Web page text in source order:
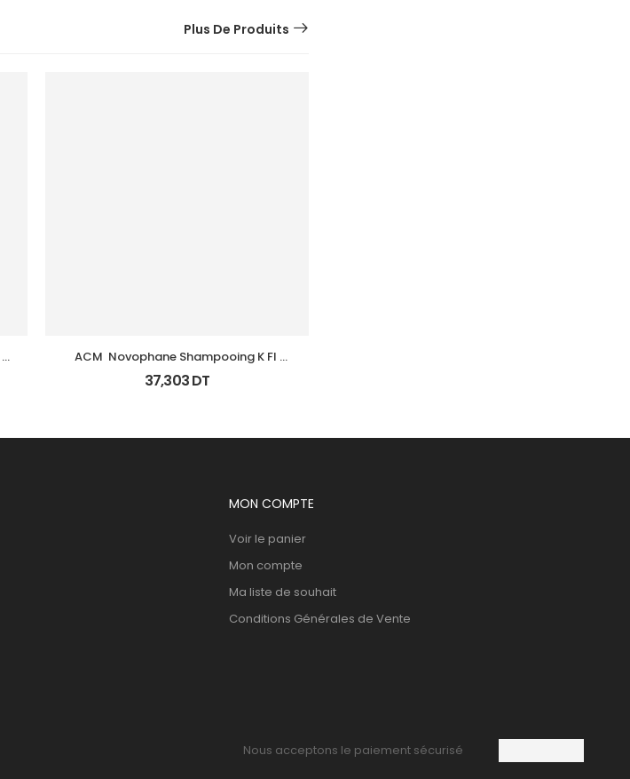
Plus De Produits
ACM  Novophane Shampooing K Fl
125Ml
37,303DT
MON COMPTE
Voir le panier
Mon compte
Ma liste de souhait
Conditions Générales de Vente
Nous acceptons le paiement sécurisé